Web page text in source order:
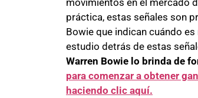
movimientos en el mercado
práctica, estas señales son
Bowie que indican cuándo
estudio detrás de estas
Warren Bowie lo brinda de
para comenzar a obtener
haciendo clic aquí.